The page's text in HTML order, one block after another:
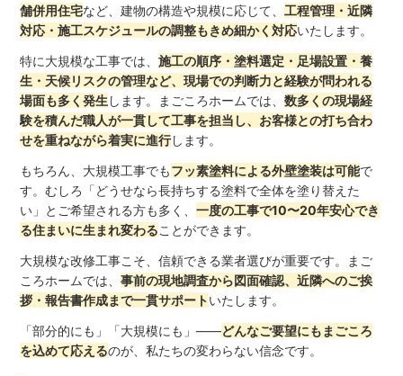
舗併用住宅など、建物の構造や規模に応じて、工程管理・近隣
対応・施工スケジュールの調整もきめ細かく対応いたします。
特に大規模な工事では、施工の順序・塗料選定・足場設置・養
生・天候リスクの管理など、現場での判断力と経験が問われる
場面も多く発生 します。まごころホームでは、数多くの現場経
験を積んだ職人が一貫して工事を担当し、お客様との打ち合わ
せを重ねながら着実に進行します。
もちろん、大規模工事でもフッ素塗料による外壁塗装は可能で
す。むしろ「どうせなら長持ちする塗料で全体を塗り替えた
い」とご希望される方も多く、一度の工事で10〜20年安心でき
る住まいに生まれ変わることができます。
大規模な改修工事こそ、信頼できる業者選びが重要です。まご
ころホームでは、事前の現地調査から図面確認、近隣へのご挨
拶・報告書作成まで一貫サポートいたします。
「部分的にも」「大規模にも」――どんなご要望にもまごころ
を込めて応えるのが、私たちの変わらない信念です。